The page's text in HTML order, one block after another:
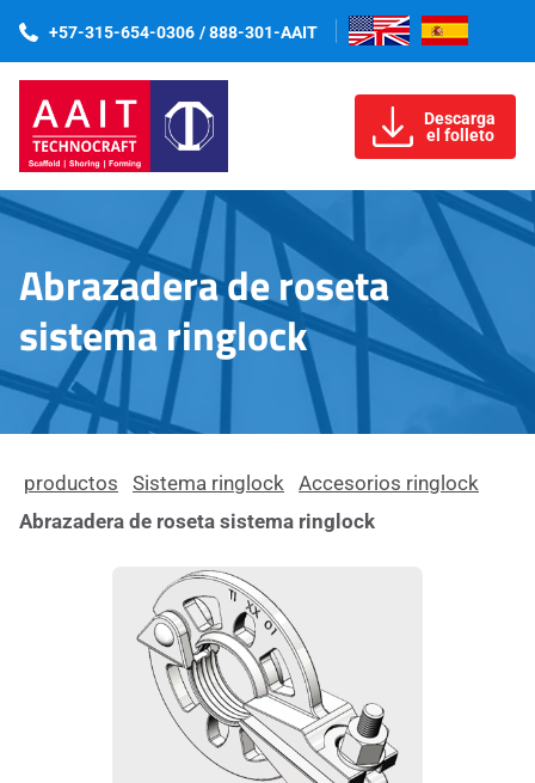
+57-315-654-0306 / 888-301-AAIT
Descarga
el folleto
Abrazadera de roseta
sistema ringlock
productos Sistema ringlock
Accesorios ringlock
Abrazadera de roseta sistema ringlock